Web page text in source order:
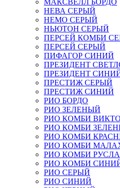
МАКСВЕЛЛ БОРДО
НЕВА СЕРЫЙ
НЕМО СЕРЫЙ
НЬЮТОН СЕРЫЙ
ПЕРСЕЙ КОМБИ
ПЕРСЕЙ СЕРЫЙ
ПИФАГОР СИНИЙ
ПРЕЗИДЕНТ
ПРЕЗИДЕНТ
ПРЕСТИЖ СЕРЫЙ
ПРЕСТИЖ СИНИЙ
РИО БОРДО
РИО ЗЕЛЕНЫЙ
РИО КОМБИ
РИО КОМБИ
РИО КОМБИ
РИО КОМБИ
РИО КОМБИ
РИО КОМБИ
РИО СЕРЫЙ
РИО СИНИЙ